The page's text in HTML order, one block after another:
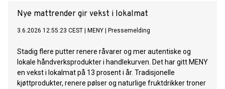
Nye mattrender gir vekst i lokalmat
3.6.2026 12:55:23 CEST MENY Pressemelding
Stadig flere putter renere råvarer og mer autentiske og
lokale håndverksprodukter i handlekurven. Det har gitt MENY
en vekst i lokalmat på 13 prosent i år. Tradisjonelle
kjøttprodukter, renere pølser og naturlige fruktdrikker troner